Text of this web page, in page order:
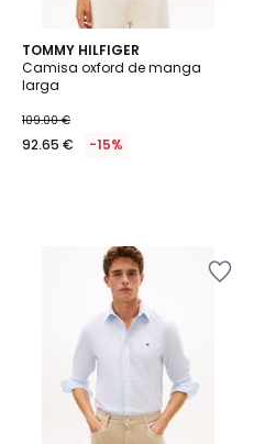
TOMMY HILFIGER
Camisa oxford de manga
larga
109.00 €
92.65 € -15%